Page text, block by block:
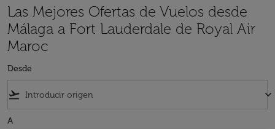
Las Mejores Ofertas de Vuelos desde
Málaga a Fort Lauderdale de Royal Air
Maroc
Desde
flight_takeoff keyboard_arrow_down
A